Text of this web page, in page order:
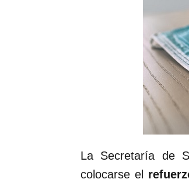
La Secretaría de
colocarse el